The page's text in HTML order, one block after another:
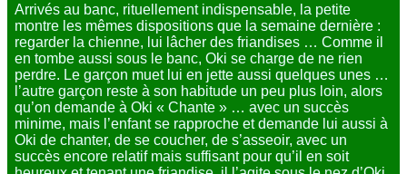
Arrivés au banc, rituellement indispensable, la petite
montre les mêmes dispositions que la semaine dernière :
regarder la chienne, lui lâcher des friandises … Comme il
en tombe aussi sous le banc, Oki se charge de ne rien
perdre. Le garçon muet lui en jette aussi quelques unes …
l’autre garçon reste à son habitude un peu plus loin, alors
qu’on demande à Oki « Chante » … avec un succès
minime, mais l’enfant se rapproche et demande lui aussi à
Oki de chanter, de se coucher, de s’asseoir, avec un
succès encore relatif mais suffisant pour qu’il en soit